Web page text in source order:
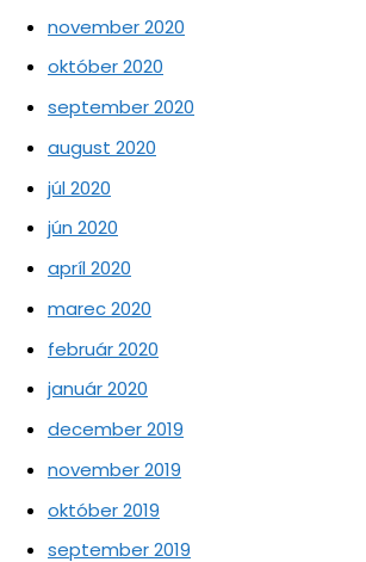
november 2020
október 2020
september 2020
august 2020
júl 2020
jún 2020
apríl 2020
marec 2020
február 2020
január 2020
december 2019
november 2019
október 2019
september 2019